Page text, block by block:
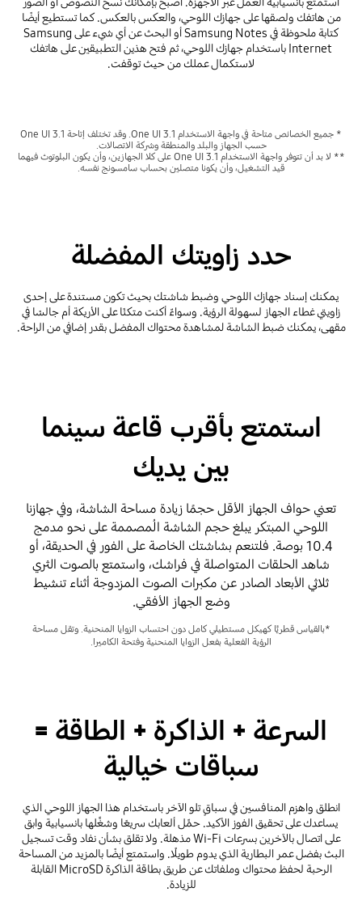
من هاتفك ولصقها على جهازك اللوحي، والعكس بالعكس. كما تستطيع أيضًا
كتابة ملحوظة في Samsung Notes أو البحث عن أي شيء على Samsung
Internet باستخدام جهازك اللوحي، ثم فتح هذين التطبيقين على هاتفك
لاستكمال عملك من حيث توقفت.
* جميع الخصائص متاحة في واجهة الاستخدام One UI 3.1. وقد تختلف إتاحة One UI 3.1
حسب الجهاز والبلد والمنطقة وشركة الاتصالات.
** لا بد أن تتوفر واجهة الاستخدام One UI 3.1 على كلا الجهازين، وأن يكون البلوتوث فيهما
قيد التشغيل، وأن يكونا متصلين بحساب سامسونج نفسه.
حدد زاويتك المفضلة
يمكنك إسناد جهازك اللوحي وضبط شاشتك بحيث تكون مستندة على إحدى
زاويتي غطاء الجهاز لسهولة الرؤية. وسواءٌ أكنت متكئًا على الأريكة أم جالسًا في
مقهى، يمكنك ضبط الشاشة لمشاهدة محتواك المفضل بقدر إضافي من الراحة.
استمتع بأقرب قاعة سينما
بين يديك
تعني حواف الجهاز الأقل حجمًا زيادة مساحة الشاشة، وفي جهازنا
اللوحي المبتكر يبلغ حجم الشاشة المُصممة على نحو مدمج
10.4 بوصة. فلتنعم بشاشتك الخاصة على الفور في الحديقة، أو
شاهد الحلقات المتواصلة في فراشك، واستمتع بالصوت الثري
ثلاثي الأبعاد الصادر عن مكبرات الصوت المزدوجة أثناء تنشيط
وضع الجهاز الأفقي.
*بالقياس قطريًّا كهيكل مستطيلي كامل دون احتساب الزوايا المنحنية. وتقل مساحة
الرؤية الفعلية بفعل الزوايا المنحنية وفتحة الكاميرا.
السرعة + الذاكرة + الطاقة =
سباقات خيالية
انطلق واهزم المنافسين في سباقٍ تلو الآخر باستخدام هذا الجهاز اللوحي الذي
يساعدك على تحقيق الفوز الأكيد. حمِّل ألعابك سريعًا وشغِّلها بانسيابية وابق
على اتصال بالآخرين بسرعات Wi-Fi مذهلة. ولا تقلق بشأن نفاد وقت تسجيل
البث بفضل عمر البطارية الذي يدوم طويلًا. واستمتع أيضًا بالمزيد من المساحة
الرحبة لحفظ محتواك وملفاتك عن طريق بطاقة الذاكرة MicroSD القابلة
للزيادة.